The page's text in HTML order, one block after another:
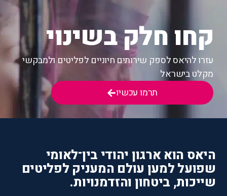
קחו חלק בשינוי
עזרו להיאס לספק שירותים חיוניים לפליטים ולמבקשי
מקלט בישראל
תרמו עכשיו
היאס הוא ארגון יהודי בין־לאומי
שפועל למען עולם המעניק לפליטים
שייכות, ביטחון והזדמנויות.